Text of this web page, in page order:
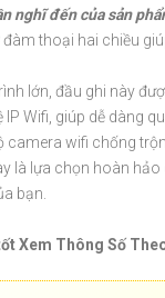
nghĩ đến của sản
thoại hai chiều
lớn, đầu ghi này
Wifi, giúp dễ dàng
camera wifi chống
là lựa chọn hoàn
bạn.
Xem Thông Số